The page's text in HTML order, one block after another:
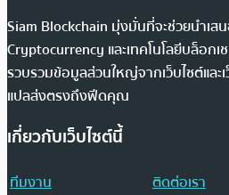
Siam Blockchain มุ่งมั่นที่จะช่วยนำเส
Cryptocurrency และเทคโนโลยีบล็อกเ
รวบรวมข้อมูลส่วนใหญ่จากเว็บไซต์และ
แปลส่งตรงถึงฟีดคุณ
เกี่ยวกับเว็บไซต์นี้
ทีมงาน
ติดต่อเรา